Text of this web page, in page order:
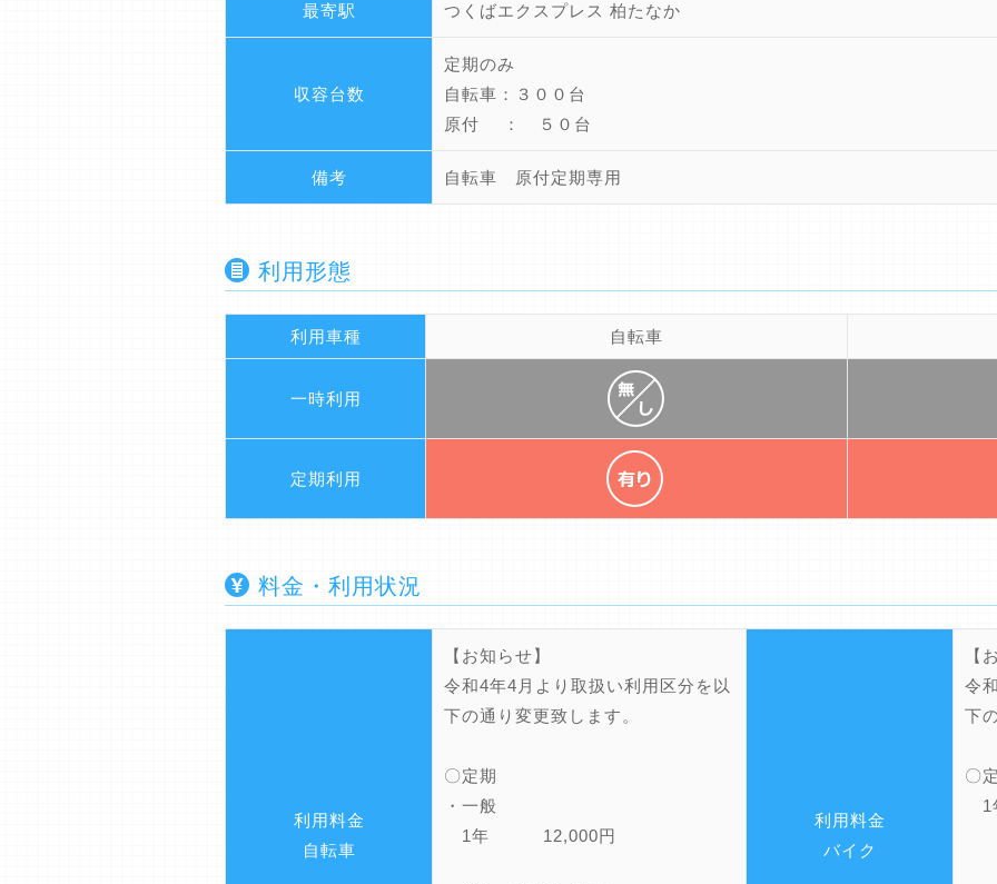
最寄駅 つくばエクスプレス 柏たなか
収容台数
定期のみ
自転車：３００台
原付 ： ５０台
備考 自転車 原付定期専用
利用形態
利用車種 自転車
一時利用
定期利用
料金・利用状況
利用料金
自転車
【お知らせ】
令和4年4月より取扱い利用区分を以
下の通り変更致します。
〇定期
・一般
1年 12,000円
利用料金
バイク
【
令
下
〇
1